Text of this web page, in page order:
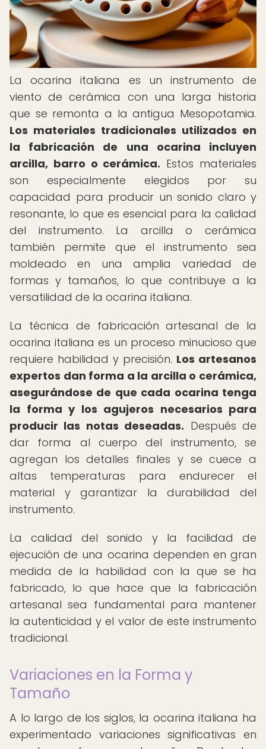
La ocarina italiana es un instrumento de
viento de cerámica con una larga historia
que se remonta a la antigua Mesopotamia.
Los materiales tradicionales utilizados en
la fabricación de una ocarina incluyen
arcilla, barro o cerámica. Estos materiales
son especialmente elegidos por su
capacidad para producir un sonido claro y
resonante, lo que es esencial para la calidad
del instrumento. La arcilla o cerámica
también permite que el instrumento sea
moldeado en una amplia variedad de
formas y tamaños, lo que contribuye a la
versatilidad de la ocarina italiana.
La técnica de fabricación artesanal de la
ocarina italiana es un proceso minucioso que
requiere habilidad y precisión. Los artesanos
expertos dan forma a la arcilla o cerámica,
asegurándose de que cada ocarina tenga
la forma y los agujeros necesarios para
producir las notas deseadas. Después de
dar forma al cuerpo del instrumento, se
agregan los detalles finales y se cuece a
altas temperaturas para endurecer el
material y garantizar la durabilidad del
instrumento.
La calidad del sonido y la facilidad de
ejecución de una ocarina dependen en gran
medida de la habilidad con la que se ha
fabricado, lo que hace que la fabricación
artesanal sea fundamental para mantener
la autenticidad y el valor de este instrumento
tradicional.
Variaciones en la Forma y
Tamaño
A lo largo de los siglos, la ocarina italiana ha
experimentado variaciones significativas en